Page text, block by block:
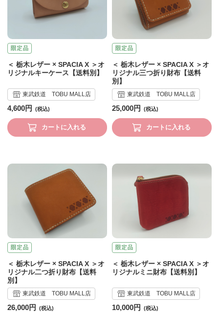
＜ 栃木レザー × SPACIA X ＞オ
リジナルキーケース【送料別】
東武鉄道 TOBU MALL店
4,600円
カートに入れる
＜ 栃木レザー × SPACIA X ＞オ
リジナル三つ折り財布【送料
別】
東武鉄道 TOBU MALL店
25,000円
カートに入れる
＜ 栃木レザー × SPACIA X ＞オ
リジナル二つ折り財布【送料
別】
東武鉄道 TOBU MALL店
26,000円
＜ 栃木レザー × SPACIA X ＞オ
リジナルミニ財布【送料別】
東武鉄道 TOBU MALL店
10,000円